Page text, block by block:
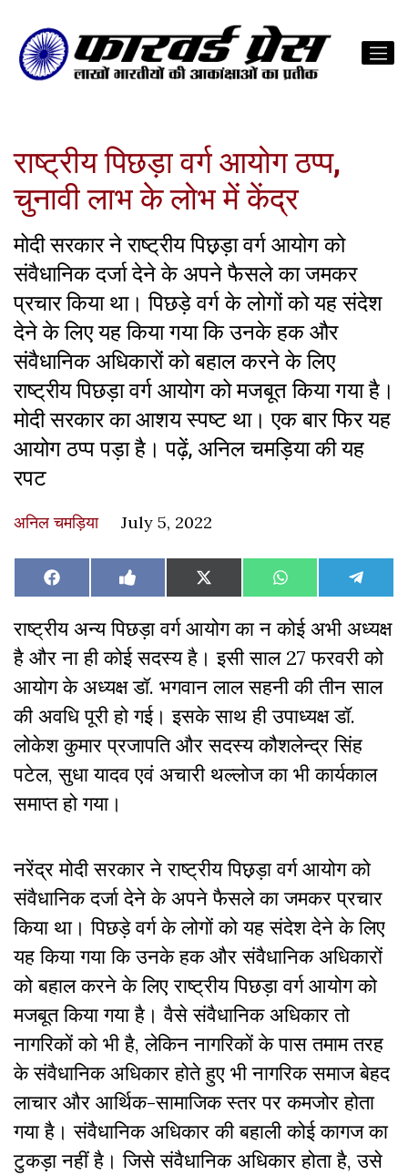
राष्ट्रीय पिछड़ा वर्ग आयोग ठप्प,
चुनावी लाभ के लोभ में केंद्र
मोदी सरकार ने राष्ट्रीय पिछ़ड़ा वर्ग आयोग को
संवैधानिक दर्जा देने के अपने फैसले का जमकर
प्रचार किया था। पिछड़े वर्ग के लोगों को यह संदेश
देने के लिए यह किया गया कि उनके हक और
संवैधानिक अधिकारों को बहाल करने के लिए
राष्ट्रीय पिछड़ा वर्ग आयोग को मजबूत किया गया है।
मोदी सरकार का आशय स्पष्ट था। एक बार फिर यह
आयोग ठप्प पड़ा है। पढ़ें, अनिल चमड़िया की यह
रपट
अनिल चमड़िया July 5, 2022
Share
on
Facebook Share
on
Like
on
Facebook
Share
on
X
(Twitter)
Share
on
WhatsAppShare
on
राष्ट्रीय अन्य पिछड़ा वर्ग आयोग का न कोई अभी अध्यक्ष
है और ना ही कोई सदस्य है। इसी साल 27 फरवरी को
आयोग के अध्यक्ष डॉ. भगवान लाल सहनी की तीन साल
की अवधि पूरी हो गई। इसके साथ ही उपाध्यक्ष डॉ.
लोकेश कुमार प्रजापति और सदस्य कौशलेन्द्र सिंह
पटेल, सुधा यादव एवं अचारी थल्लोज का भी कार्यकाल
समाप्त हो गया।
नरेंद्र मोदी सरकार ने राष्ट्रीय पिछ़ड़ा वर्ग आयोग को
संवैधानिक दर्जा देने के अपने फैसले का जमकर प्रचार
किया था। पिछड़े वर्ग के लोगों को यह संदेश देने के लिए
यह किया गया कि उनके हक और संवैधानिक अधिकारों
को बहाल करने के लिए राष्ट्रीय पिछड़ा वर्ग आयोग को
मजबूत किया गया है। वैसे संवैधानिक अधिकार तो
नागरिकों को भी है, लेकिन नागरिकों के पास तमाम तरह
के संवैधानिक अधिकार होते हुए भी नागरिक समाज बेहद
लाचार और आर्थिक-सामाजिक स्तर पर कमजोर होता
गया है। संवैधानिक अधिकार की बहाली कोई कागज का
टुकड़ा नहीं है। जिसे संवैधानिक अधिकार होता है, उसे